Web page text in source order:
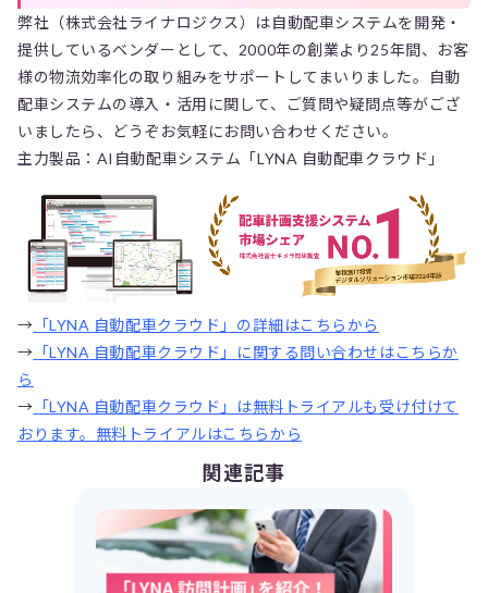
弊社（株式会社ライナロジクス）は自動配車システムを開発・
提供しているベンダーとして、2000年の創業より25年間、お客
様の物流効率化の取り組みをサポートしてまいりました。自動
配車システムの導入・活用に関して、ご質問や疑問点等がござ
いましたら、どうぞお気軽にお問い合わせください。
主力製品：AI自動配車システム「LYNA 自動配車クラウド」
→ 「LYNA 自動配車クラウド」の詳細はこちらから
→ 「LYNA 自動配車クラウド」に関する問い合わせはこちらか
ら
→ 「LYNA 自動配車クラウド」は無料トライアルも受け付けて
おります。無料トライアルはこちらから
関連記事